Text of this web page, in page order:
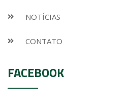
NOTÍCIAS
CONTATO
FACEBOOK